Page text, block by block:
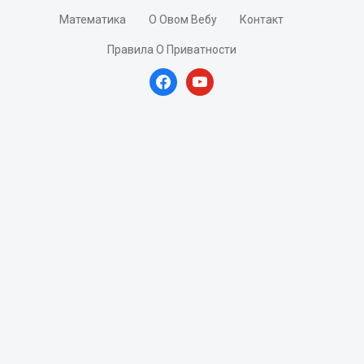
Математика О Овом Вебу Контакт
Правила О Приватности
facebookyoutube